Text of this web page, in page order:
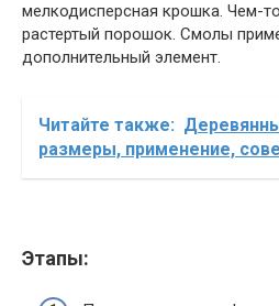
мелкодисперсная крошка. Чем-
растертый порошок. Смолы
дополнительный элемент.
Читайте также:
размеры, применение,
Этапы: